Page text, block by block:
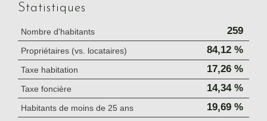
Statistiques
Nombre d'habitants 259
Propriétaires (vs. locataires) 84,12 %
Taxe habitation 17,26 %
Taxe foncière 14,34 %
Habitants de moins de 25 ans
19,69 %